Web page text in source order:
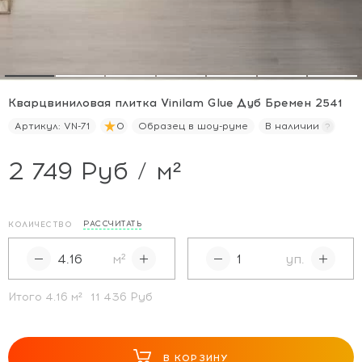
Кварцвиниловая плитка Vinilam Glue Дуб Бремен 2541
Артикул: VN-71 0 Образец в шоу-руме В наличии
2 749 Руб / м²
КОЛИЧЕСТВО РАССЧИТАТЬ
м² уп.
Итого 4.16 м² 11 436 Руб
В КОРЗИНУ